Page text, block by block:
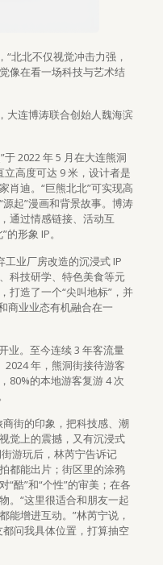
“北北不仅视觉冲击力强，
像在看一场科技与艺术结
大连博涛联合创始人魏海滨
于 2022 年 5 月在大连熊洞
高度可达 9 米，设计者是
肖迪。“巨熊北北”可实现高
起”漫画和背景故事。博涛
通过情感链接、活动互
形象 IP。
工业厂房改造的沉浸式 IP
科技研学、特色美食等元
打造了一个“尖叫地标”，并
商业业态有机融合在一
业。至今连续 3 年客流量
2024 年，熊洞街接待游客
80%的本地游客复游 4 次
街的印象，把科技感、潮
觉上的震撼，又有沉浸式
街游玩后，林芮宁告诉记
都能出片；街区里的涂鸦
酷”和“个性”的审美；在各
。“这里很适合和朋友一起
能增进互动。”林芮宁说，
问我具体位置，打算抽空